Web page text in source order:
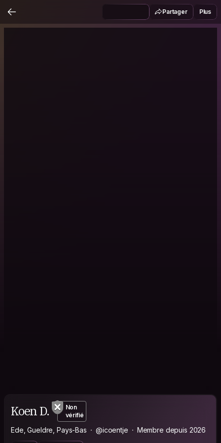
Partager Plus
Koen D.
Non
vérifié
Ede, Gueldre, Pays-Bas @icoentje Membre depuis 2026